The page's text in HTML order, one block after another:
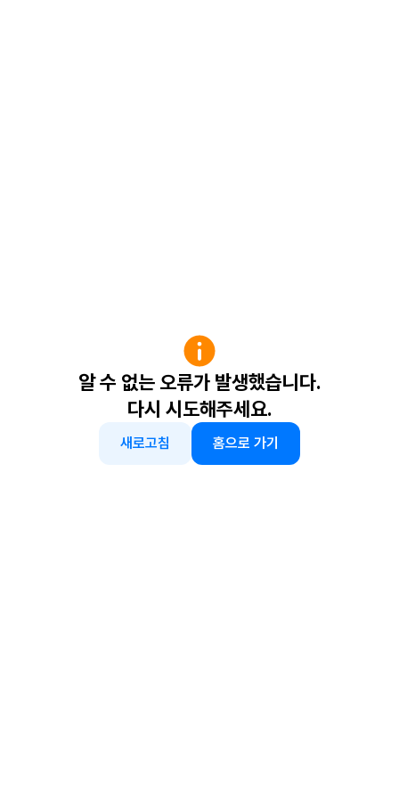
알 수 없는 오류가 발생했습니다.
다시 시도해주세요.
새로고침 홈으로 가기